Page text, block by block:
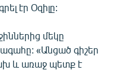
էր Օզիլը:
մեկը
«Անցած գիշեր
և առաջ պետք է